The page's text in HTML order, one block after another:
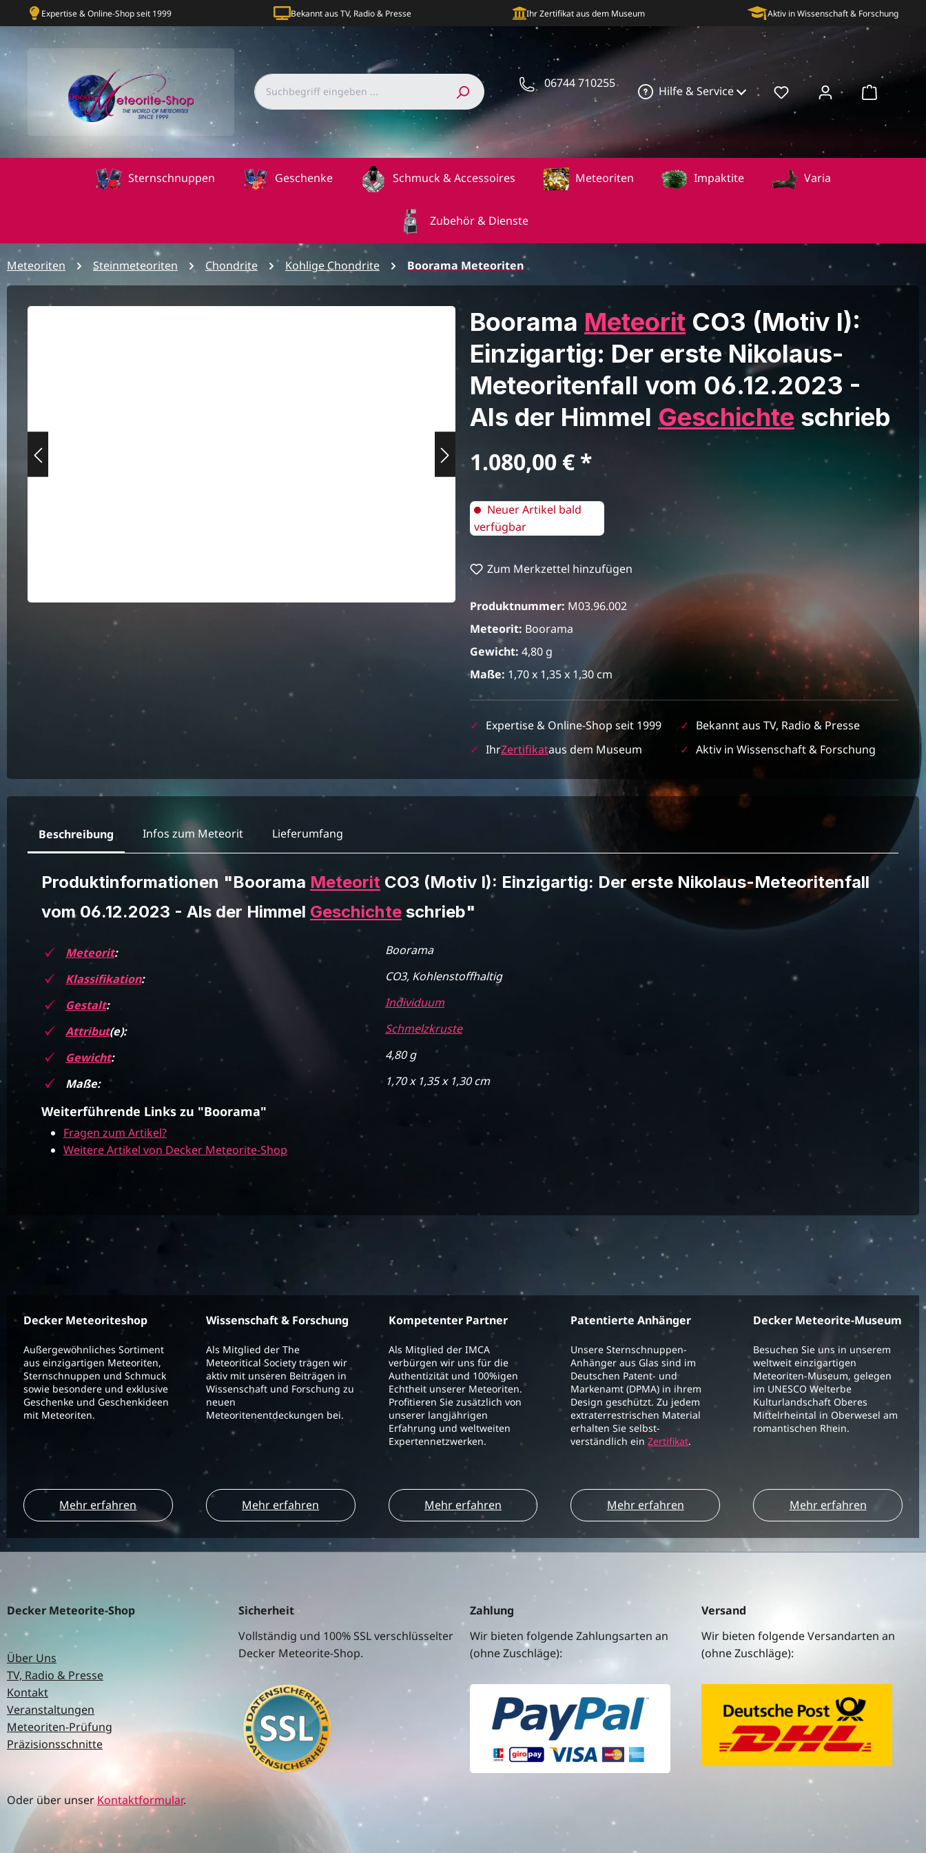
Expertise & Online-Shop seit 1999 Bekannt aus TV, Radio & Presse Ihr Zertifikat aus dem Museum Aktiv in Wissenschaft & Forschung
06744 710255
Hilfe & Service
Sternschnuppen Geschenke Schmuck & Accessoires Meteoriten Impaktite Varia
Zubehör & Dienste
Meteoriten Steinmeteoriten Chondrite Kohlige Chondrite Boorama Meteoriten
Bildergalerie überspringen Boorama Meteorit CO3 (Motiv I):
Einzigartig: Der erste Nikolaus-
Meteoritenfall vom 06.12.2023 -
Als der Himmel Geschichte schrieb
Regulärer Preis:
1.080,00 €
Neuer Artikel bald
verfügbar
Zum Merkzettel hinzufügen
Produktnummer: M03.96.002
Meteorit: Boorama
Gewicht: 4,80 g
Maße: 1,70 x 1,35 x 1,30 cm
✓ Expertise & Online-Shop seit 1999 ✓ Bekannt aus TV, Radio & Presse
✓ IhrZertifikataus dem Museum ✓ Aktiv in Wissenschaft & Forschung
Beschreibung Infos zum Meteorit Lieferumfang
Produktinformationen "Boorama Meteorit CO3 (Motiv I): Einzigartig: Der erste Nikolaus-Meteoritenfall
vom 06.12.2023 - Als der Himmel Geschichte schrieb"
Meteorit:
Boorama
Klassifikation:
CO3, Kohlenstoffhaltig
Gestalt:
Individuum
Attribut(e):
Schmelzkruste
Gewicht:
4,80 g
Maße:
1,70 x 1,35 x 1,30 cm
Weiterführende Links zu "Boorama"
Fragen zum Artikel?
Weitere Artikel von Decker Meteorite-Shop
Decker Meteoriteshop
Außergewöhnliches Sortiment
aus einzigartigen Meteoriten,
Sternschnuppen und Schmuck
sowie besondere und exklusive
Geschenke und Geschenkideen
mit Meteoriten.
Mehr erfahren
Wissenschaft & Forschung
Als Mitglied der The
Meteoritical Society tragen wir
aktiv mit unseren Beiträgen in
Wissenschaft und Forschung zu
neuen
Meteoritenentdeckungen bei.
Mehr erfahren
Kompetenter Partner
Als Mitglied der IMCA
verbürgen wir uns für die
Authentizität und 100%igen
Echtheit unserer Meteoriten.
Profitieren Sie zusätzlich von
unserer langjährigen
Erfahrung und weltweiten
Expertennetzwerken.
Mehr erfahren
Patentierte Anhänger
Unsere Sternschnuppen-
Anhänger aus Glas sind im
Deutschen Patent- und
Markenamt (DPMA) in ihrem
Design geschützt. Zu jedem
extraterrestrischen Material
erhalten Sie selbst-
verständlich einZertifikat.
Mehr erfahren
Decker Meteorite-Museum
Besuchen Sie uns in unserem
weltweit einzigartigen
Meteoriten-Museum, gelegen
im UNESCO Welterbe
Kulturlandschaft Oberes
Mittelrheintal in Oberwesel am
romantischen Rhein.
Mehr erfahren
Decker Meteorite-Shop
Über Uns
TV, Radio & Presse
Kontakt
Veranstaltungen
Meteoriten-Prüfung
Präzisionsschnitte
Oder über unserKontaktformular.
Sicherheit
Vollständig und 100% SSL verschlüsselter
Decker Meteorite-Shop.
Zahlung
Wir bieten folgende Zahlungsarten an
(ohne Zuschläge):
Versand
Wir bieten folgende Versandarten an
(ohne Zuschläge):